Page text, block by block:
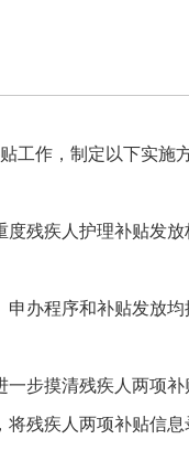
工作，制定以下实施方
残疾人护理补贴发
办程序和补贴发放均
一步摸清残疾人两项
残疾人两项补贴信息